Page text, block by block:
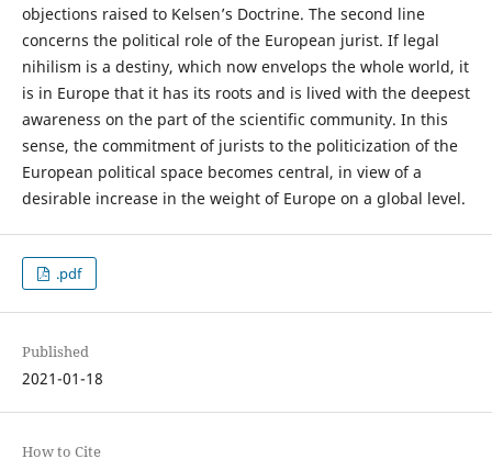
objections raised to Kelsen’s Doctrine. The second line
concerns the political role of the European jurist. If legal
nihilism is a destiny, which now envelops the whole world, it
is in Europe that it has its roots and is lived with the deepest
awareness on the part of the scientific community. In this
sense, the commitment of jurists to the politicization of the
European political space becomes central, in view of a
desirable increase in the weight of Europe on a global level.
.pdf
Published
2021-01-18
How to Cite